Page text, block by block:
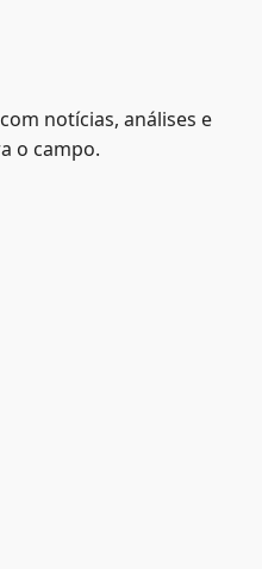
notícias, análises e
o campo.